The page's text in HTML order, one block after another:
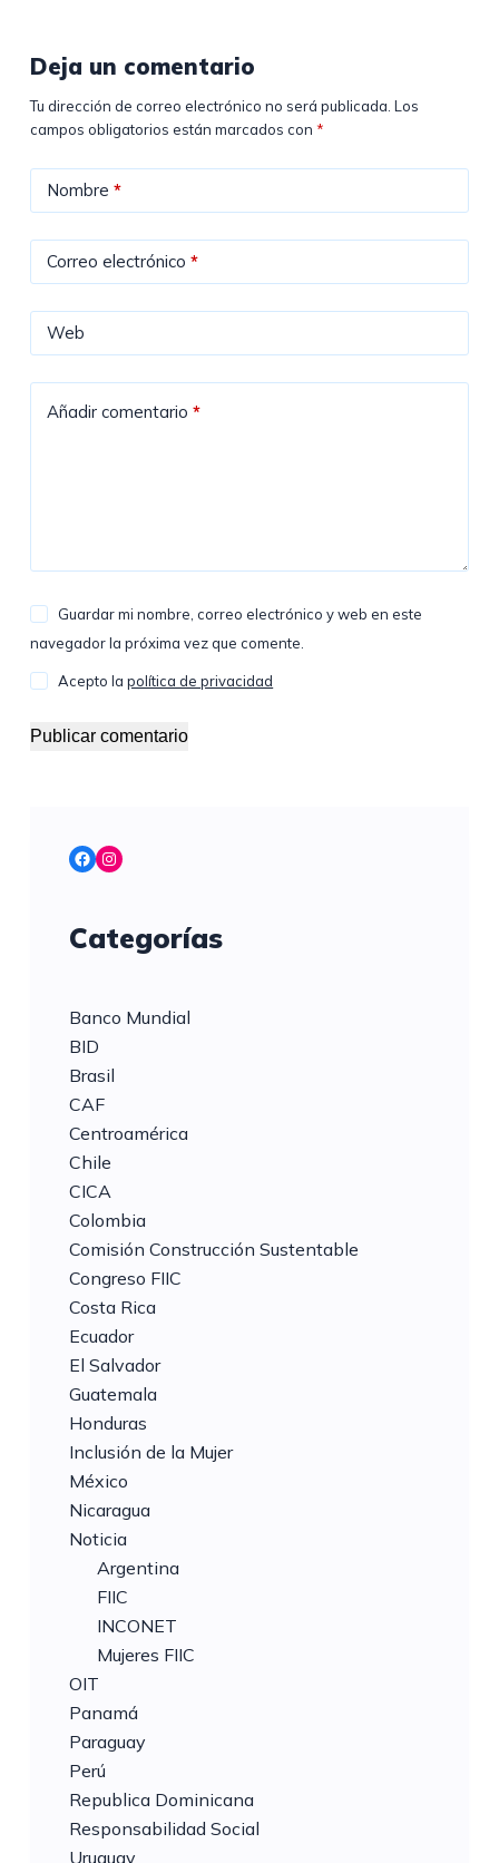
Deja un comentario
Tu dirección de correo electrónico no será publicada. Los
campos obligatorios están marcados con *
Nombre *
Correo electrónico *
Web
Añadir comentario *
Guardar mi nombre, correo electrónico y web en este
navegador la próxima vez que comente.
Acepto lapolítica de privacidad
Publicar comentario
Facebook
Instagram
Categorías
Banco Mundial
BID
Brasil
CAF
Centroamérica
Chile
CICA
Colombia
Comisión Construcción Sustentable
Congreso FIIC
Costa Rica
Ecuador
El Salvador
Guatemala
Honduras
Inclusión de la Mujer
México
Nicaragua
Noticia
Argentina
FIIC
INCONET
Mujeres FIIC
OIT
Panamá
Paraguay
Perú
Republica Dominicana
Responsabilidad Social
Uruguay